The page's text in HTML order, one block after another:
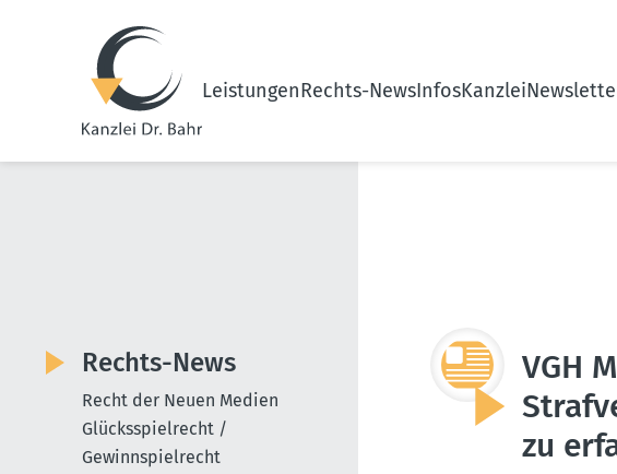
LeistungenRechts-NewsInfosKanzlei
VGH
zu
Rechts-News
Recht der Neuen Medien
Glücksspielrecht /
Gewinnspielrecht